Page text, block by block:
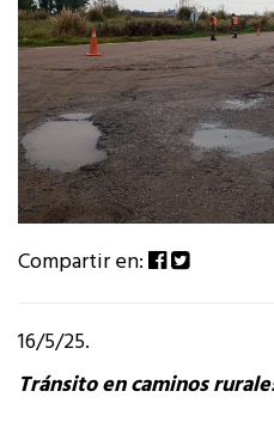
Compartir en:
16/5/25.
Tránsito en caminos